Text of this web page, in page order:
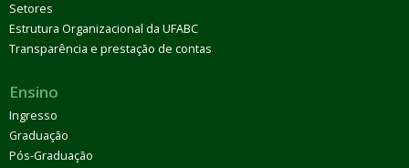
Setores
Estrutura Organizacional da UFABC
Transparência e prestação de contas
Ensino
Ingresso
Graduação
Pós-Graduação